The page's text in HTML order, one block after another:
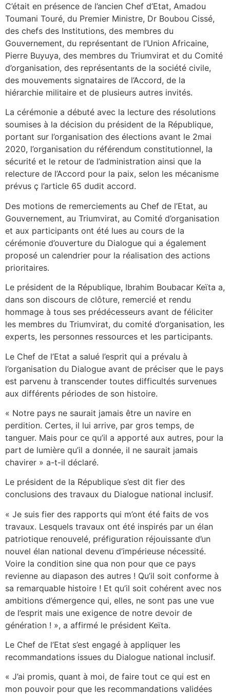
C’était en présence de l’ancien Chef d’Etat, Amadou
Toumani Touré, du Premier Ministre, Dr Boubou Cissé,
des chefs des Institutions, des membres du
Gouvernement, du représentant de l’Union Africaine,
Pierre Buyuya, des membres du Triumvirat et du Comité
d’organisation, des représentants de la société civile,
des mouvements signataires de l’Accord, de la
hiérarchie militaire et de plusieurs autres invités.
La cérémonie a débuté avec la lecture des résolutions
soumises à la décision du président de la République,
portant sur l’organisation des élections avant le 2mai
2020, l’organisation du référendum constitutionnel, la
sécurité et le retour de l’administration ainsi que la
relecture de l’Accord pour la paix, selon les mécanisme
prévus ç l’article 65 dudit accord.
Des motions de remerciements au Chef de l’Etat, au
Gouvernement, au Triumvirat, au Comité d’organisation
et aux participants ont été lues au cours de la
cérémonie d’ouverture du Dialogue qui a également
proposé un calendrier pour la réalisation des actions
prioritaires.
Le président de la République, Ibrahim Boubacar Keïta a,
dans son discours de clôture, remercié et rendu
hommage à tous ses prédécesseurs avant de féliciter
les membres du Triumvirat, du comité d’organisation, les
experts, les personnes ressources et les participants.
Le Chef de l’Etat a salué l’esprit qui a prévalu à
l’organisation du Dialogue avant de préciser que le pays
est parvenu à transcender toutes difficultés survenues
aux différents périodes de son histoire.
« Notre pays ne saurait jamais être un navire en
perdition. Certes, il lui arrive, par gros temps, de
tanguer. Mais pour ce qu’il a apporté aux autres, pour la
part de lumière qu’il a donnée, il ne saurait jamais
chavirer » a-t-il déclaré.
Le président de la République s’est dit fier des
conclusions des travaux du Dialogue national inclusif.
« Je suis fier des rapports qui m’ont été faits de vos
travaux. Lesquels travaux ont été inspirés par un élan
patriotique renouvelé, préfiguration réjouissante d’un
nouvel élan national devenu d’impérieuse nécessité.
Voire la condition sine qua non pour que ce pays
revienne au diapason des autres ! Qu’il soit conforme à
sa remarquable histoire ! Et qu’il soit cohérent avec nos
ambitions d’émergence qui, elles, ne sont pas une vue
de l’esprit mais une exigence de notre devoir de
génération ! », a affirmé le président Keïta.
Le Chef de l’Etat s’est engagé à appliquer les
recommandations issues du Dialogue national inclusif.
« J’ai promis, quant à moi, de faire tout ce qui est en
mon pouvoir pour que les recommandations validées